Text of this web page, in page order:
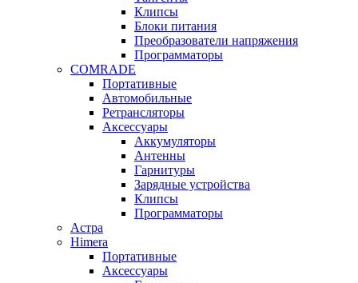
Клипсы
Блоки питания
Преобразователи напряжения
Программаторы
COMRADE
Портативные
Автомобильные
Ретрансляторы
Аксессуары
Аккумуляторы
Антенны
Гарнитуры
Зарядные устройства
Клипсы
Программаторы
Астра
Himera
Портативные
Аксессуары